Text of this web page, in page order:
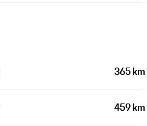
365 km
459 km